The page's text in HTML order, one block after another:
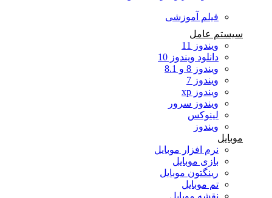
فیلم آموزشی
سیستم عامل
ویندوز 11
دانلود ویندوز 10
ویندوز 8 و 8.1
ویندوز 7
ویندوز xp
ویندوز سرور
لینوکس
ویندوز
موبایل
نرم افزار موبایل
بازی موبایل
رینگتون موبایل
تم موبایل
نقشه موبایل